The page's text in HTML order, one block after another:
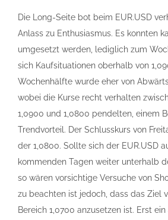
Die Long-Seite bot beim EUR.USD
Anlass zu Enthusiasmus. Es konnten
umgesetzt werden, lediglich zum
sich Kaufsituationen oberhalb von
Wochenhälfte wurde eher von
wobei die Kurse recht verhalten
1,0900 und 1,0800 pendelten, einem
Trendvorteil. Der Schlusskurs von
der 1,0800. Sollte sich der EUR.USD
kommenden Tagen weiter unterhalb
so wären vorsichtige Versuche von
zu beachten ist jedoch, dass das Ziel
Bereich 1,0700 anzusetzen ist. Erst